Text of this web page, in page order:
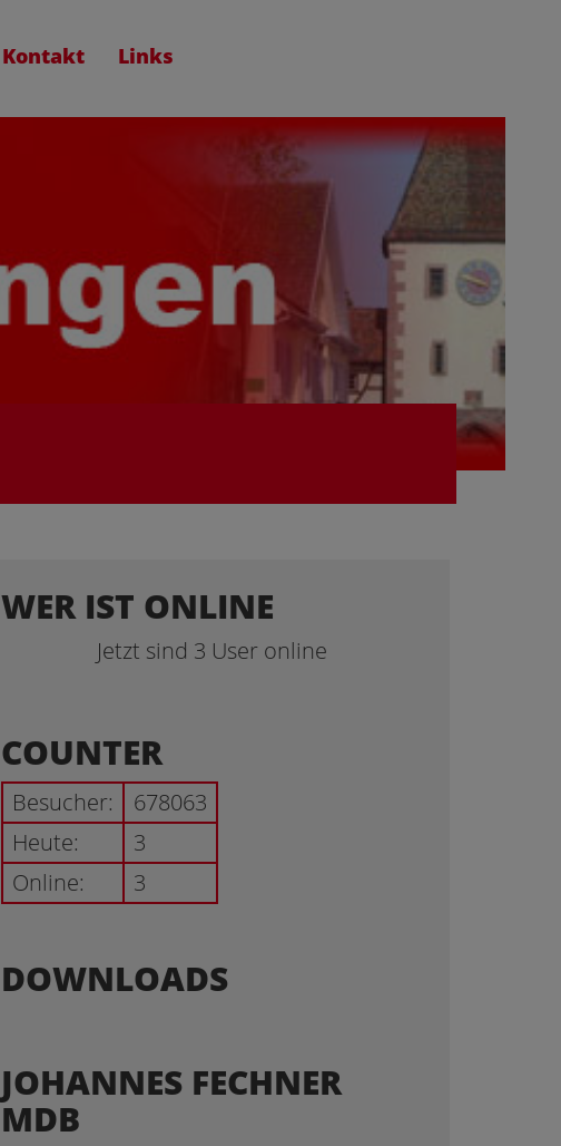
Kontakt Links
WER IST ONLINE
Jetzt sind 3 User online
COUNTER
Besucher:
678063
Heute:
3
Online:
3
DOWNLOADS
JOHANNES FECHNER
MDB